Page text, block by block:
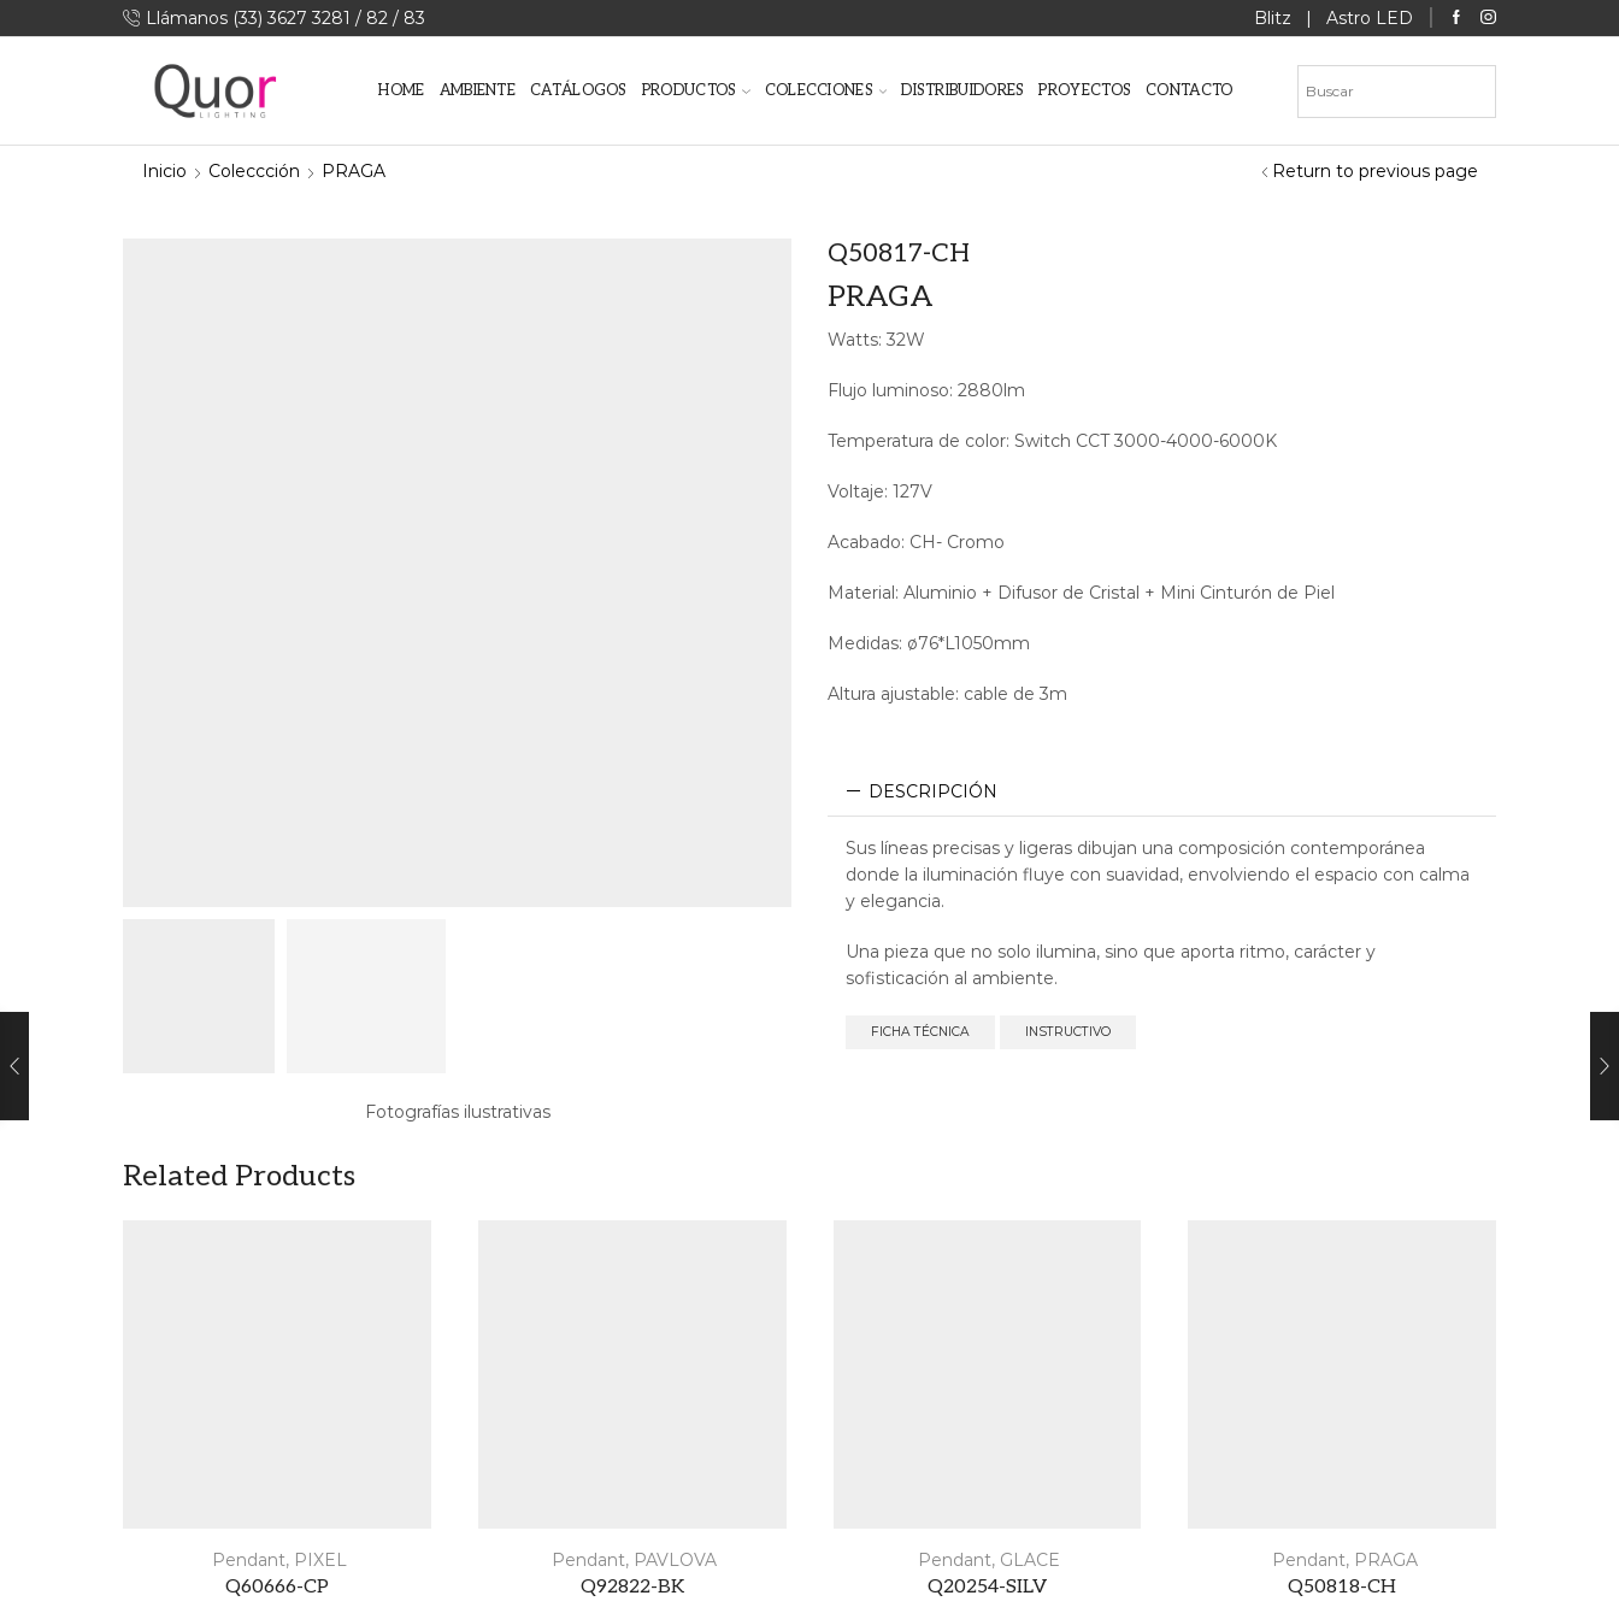
Llámanos (33) 3627 3281 / 82 / 83 Blitz | Astro LED
HOME AMBIENTE CATÁLOGOS PRODUCTOS COLECCIONES DISTRIBUIDORES PROYECTOS CONTACTO
Inicio Coleccción PRAGA Return to previous page
Fotografías ilustrativas
Q50817-CH
PRAGA
Watts: 32W
Flujo luminoso: 2880lm
Temperatura de color: Switch CCT 3000-4000-6000K
Voltaje: 127V
Acabado: CH- Cromo
Material: Aluminio + Difusor de Cristal + Mini Cinturón de Piel
Medidas: ø76*L1050mm
Altura ajustable: cable de 3m
DESCRIPCIÓN
Sus líneas precisas y ligeras dibujan una composición contemporánea
donde la iluminación fluye con suavidad, envolviendo el espacio con calma
y elegancia.
Una pieza que no solo ilumina, sino que aporta ritmo, carácter y
sofisticación al ambiente.
FICHA TÉCNICA INSTRUCTIVO
Related Products
Pendant, PIXEL
Q60666-CP
Pendant, PAVLOVA
Q92822-BK
Pendant, GLACE
Q20254-SILV
Pendant, PRAGA
Q50818-CH